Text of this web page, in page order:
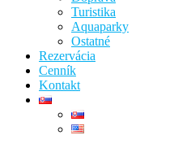
Turistika
Aquaparky
Ostatné
Rezervácia
Cenník
Kontakt